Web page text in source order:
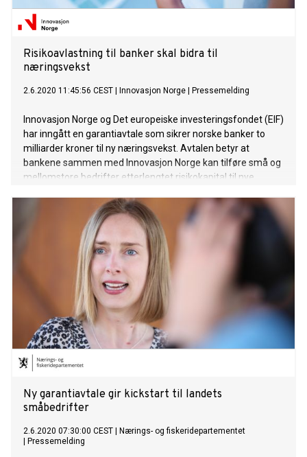
Risikoavlastning til banker skal bidra til
næringsvekst
2.6.2020 11:45:56 CEST Innovasjon Norge Pressemelding
Innovasjon Norge og Det europeiske investeringsfondet (EIF)
har inngått en garantiavtale som sikrer norske banker to
milliarder kroner til ny næringsvekst. Avtalen betyr at
bankene sammen med Innovasjon Norge kan tilføre små og
mellomstore bedrifter etterlengtet risikokapital til nye
Ny garantiavtale gir kickstart til landets
småbedrifter
2.6.2020 07:30:00 CEST
Nærings- og fiskeridepartementet
Pressemelding